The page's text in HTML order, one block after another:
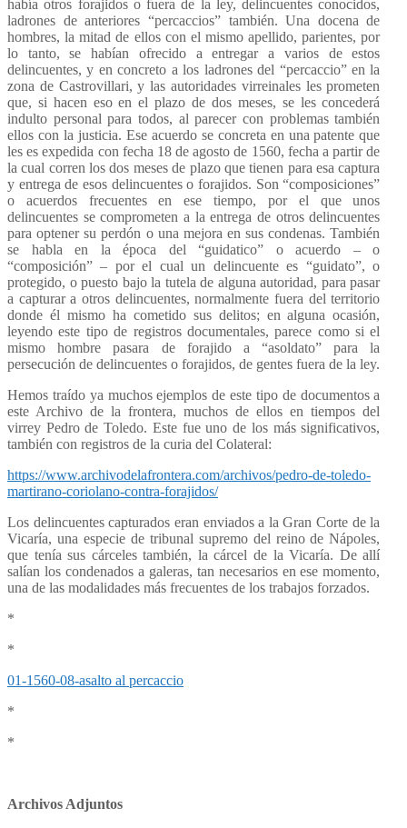
había otros forajidos o fuera de la ley, delincuentes conocidos,
ladrones de anteriores “percaccios” también. Una docena de
hombres, la mitad de ellos con el mismo apellido, parientes, por
lo tanto, se habían ofrecido a entregar a varios de estos
delincuentes, y en concreto a los ladrones del “percaccio” en la
zona de Castrovillari, y las autoridades virreinales les prometen
que, si hacen eso en el plazo de dos meses, se les concederá
indulto personal para todos, al parecer con problemas también
ellos con la justicia. Ese acuerdo se concreta en una patente que
les es expedida con fecha 18 de agosto de 1560, fecha a partir de
la cual corren los dos meses de plazo que tienen para esa captura
y entrega de esos delincuentes o forajidos. Son “composiciones”
o acuerdos frecuentes en ese tiempo, por el que unos
delincuentes se comprometen a la entrega de otros delincuentes
para optener su perdón o una mejora en sus condenas. También
se habla en la época del “guidatico” o acuerdo – o
“composición” – por el cual un delincuente es “guidato”, o
protegido, o puesto bajo la tutela de alguna autoridad, para pasar
a capturar a otros delincuentes, normalmente fuera del territorio
donde él mismo ha cometido sus delitos; en alguna ocasión,
leyendo este tipo de registros documentales, parece como si el
mismo hombre pasara de forajido a “asoldato” para la
persecución de delincuentes o forajidos, de gentes fuera de la ley.
Hemos traído ya muchos ejemplos de este tipo de documentos a
este Archivo de la frontera, muchos de ellos en tiempos del
virrey Pedro de Toledo. Este fue uno de los más significativos,
también con registros de la curia del Colateral:
https://www.archivodelafrontera.com/archivos/pedro-de-toledo-
martirano-coriolano-contra-forajidos/
Los delincuentes capturados eran enviados a la Gran Corte de la
Vicaría, una especie de tribunal supremo del reino de Nápoles,
que tenía sus cárceles también, la cárcel de la Vicaría. De allí
salían los condenados a galeras, tan necesarios en ese momento,
una de las modalidades más frecuentes de los trabajos forzados.
*
*
01-1560-08-asalto al percaccio
*
*
Archivos Adjuntos